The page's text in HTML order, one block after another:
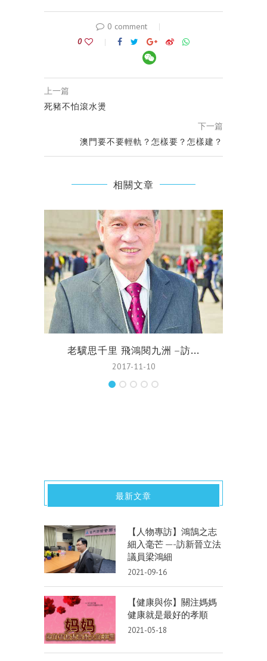
0 comment
0
上一篇
死豬不怕滾水燙
下一篇
澳門要不要輕軌？怎樣要？怎樣建？
相關文章
老驥思千里 飛鴻閱九洲 –訪...
2017-11-10
最新文章
【人物專訪】鴻鵠之志
細入毫芒 —-訪新晉立法
議員梁鴻細
2021-09-16
【健康與你】關注媽媽
健康就是最好的孝順
2021-05-18